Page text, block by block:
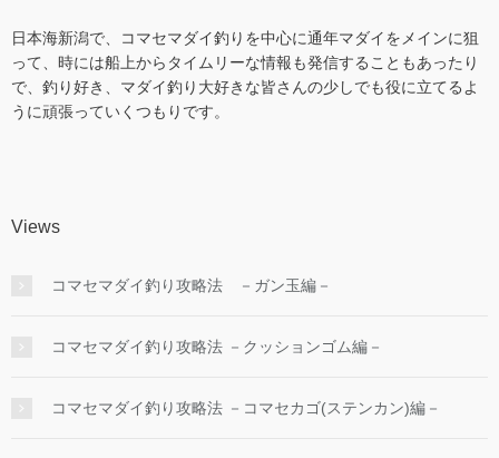
日本海新潟で、コマセマダイ釣りを中心に通年マダイをメインに狙
って、時には船上からタイムリーな情報も発信することもあったり
で、釣り好き、マダイ釣り大好きな皆さんの少しでも役に立てるよ
うに頑張っていくつもりです。
Views
コマセマダイ釣り攻略法 －ガン玉編－
コマセマダイ釣り攻略法 －クッションゴム編－
コマセマダイ釣り攻略法 －コマセカゴ(ステンカン)編－